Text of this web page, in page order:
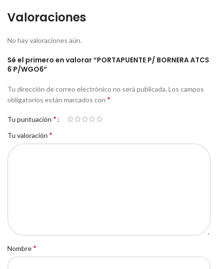
Valoraciones
No hay valoraciones aún.
Sé el primero en valorar “PORTAPUENTE P/ BORNERA ATCS
6 P/WGO6”
Tu dirección de correo electrónico no será publicada. Los campos
obligatorios están marcados con *
Tu puntuación *
Tu valoración *
Nombre*